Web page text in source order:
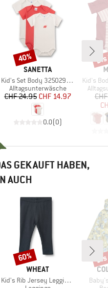
MARKE
SANETTA
Artikel
Kid's Set Body 325029 3-Pack
Produktgruppe
Alltagsunterwäsche
Preis
CHF 24.95reduzierter Preis
CHF 14.97
0.0(0)
Rabatt
40%
Artikel
Kid's
GEKAUFT HABEN,
AUCH
MARKE
WHEAT
Artikel
Kid's Rib Jersey Leggings Jules
Rabatt
60%
Artikel